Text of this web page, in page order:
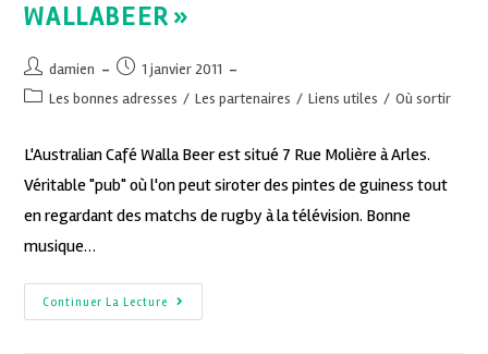
WALLABEER »
damien
1 janvier 2011
Les bonnes adresses / Les partenaires / Liens utiles / Où sortir
L'Australian Café Walla Beer est situé 7 Rue Molière à Arles.
Véritable "pub" où l'on peut siroter des pintes de guiness tout
en regardant des matchs de rugby à la télévision. Bonne
musique…
Continuer La Lecture